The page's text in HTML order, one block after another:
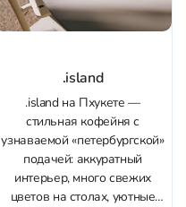
.island
.island на Пхукете —
стильная кофейня с
узнаваемой «петербургской»
подачей: аккуратный
интерьер, много свежих
цветов на столах, уютные